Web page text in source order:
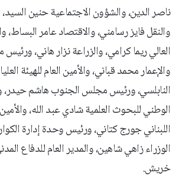
ناصر الدين، والشؤون الاجتماعية حنين السيد،
والنقل فايز رسامني، والاقتصاد عامر البساط،
العالي ريما كرامي، والزراعة نزار هاني،
والإعمار محمد قباني، والأمين العام للهيئة
النابلسي، ورئيس مجلس الجنوب هاشم
الوطني للبحوث العلمية شادي عبد الله،
اللبناني جورج كتاني، ورئيس وحدة إدارة
الوزراء زاهي شاهين، والمدير العام للدفاع
خريش.